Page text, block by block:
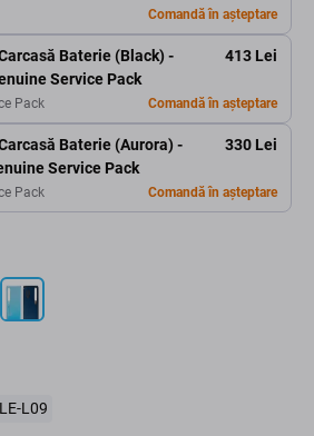
Comandă în așteptare
Baterie (Black) -
Service Pack
413 Lei
Pack Comandă în așteptare
Baterie (Aurora) -
Service Pack
330 Lei
Pack Comandă în așteptare
L09